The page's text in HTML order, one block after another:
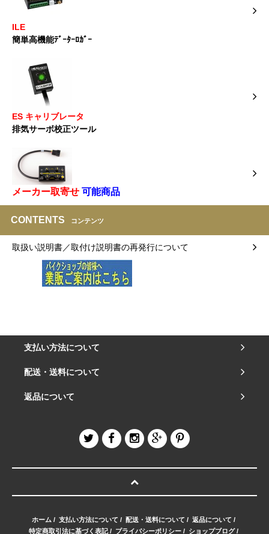
ILE
簡単高機能ﾃﾞｰﾀｰﾛｶﾞｰ
ES キャリブレータ
排気サーボ校正ツール
メーカー取寄せ 可能商品
CONTENTS コンテンツ
取扱い説明書／取付け説明書の再発行について
支払い方法について
配送・送料について
返品について
ホーム / 支払い方法について / 配送・送料について / 返品について /
特定商取引法に基づく表記/ プライバシーポリシー / ショップブログ/